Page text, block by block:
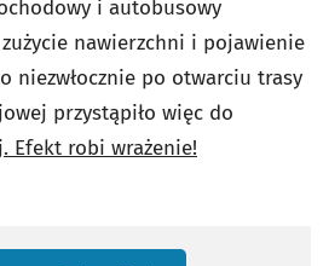
i autobusowy
zużycie nawierzchni i pojawienie
niezwłocznie po otwarciu trasy
przystąpiło więc do
Efekt robi wrażenie!